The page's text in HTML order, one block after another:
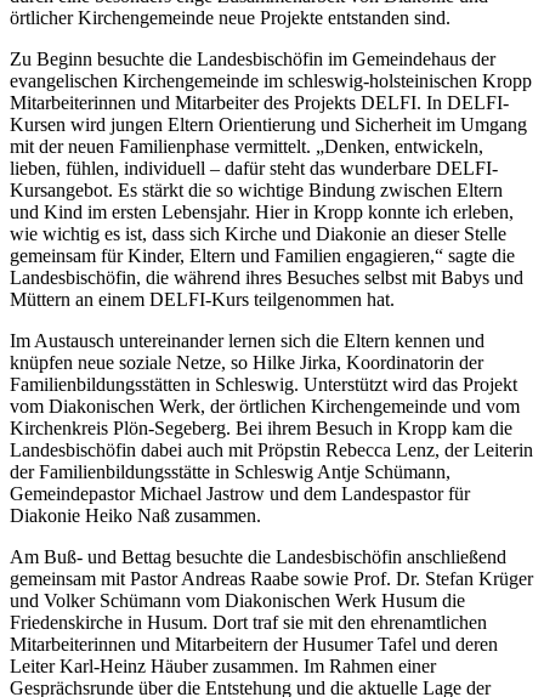
örtlicher Kirchengemeinde neue Projekte entstanden sind.
Zu Beginn besuchte die Landesbischöfin im Gemeindehaus der
evangelischen Kirchengemeinde im schleswig-holsteinischen Kropp
Mitarbeiterinnen und Mitarbeiter des Projekts DELFI. In DELFI-
Kursen wird jungen Eltern Orientierung und Sicherheit im Umgang
mit der neuen Familienphase vermittelt. „Denken, entwickeln,
lieben, fühlen, individuell – dafür steht das wunderbare DELFI-
Kursangebot. Es stärkt die so wichtige Bindung zwischen Eltern
und Kind im ersten Lebensjahr. Hier in Kropp konnte ich erleben,
wie wichtig es ist, dass sich Kirche und Diakonie an dieser Stelle
gemeinsam für Kinder, Eltern und Familien engagieren,“ sagte die
Landesbischöfin, die während ihres Besuches selbst mit Babys und
Müttern an einem DELFI-Kurs teilgenommen hat.
Im Austausch untereinander lernen sich die Eltern kennen und
knüpfen neue soziale Netze, so Hilke Jirka, Koordinatorin der
Familienbildungsstätten in Schleswig. Unterstützt wird das Projekt
vom Diakonischen Werk, der örtlichen Kirchengemeinde und vom
Kirchenkreis Plön-Segeberg. Bei ihrem Besuch in Kropp kam die
Landesbischöfin dabei auch mit Pröpstin Rebecca Lenz, der Leiterin
der Familienbildungsstätte in Schleswig Antje Schümann,
Gemeindepastor Michael Jastrow und dem Landespastor für
Diakonie Heiko Naß zusammen.
Am Buß- und Bettag besuchte die Landesbischöfin anschließend
gemeinsam mit Pastor Andreas Raabe sowie Prof. Dr. Stefan Krüger
und Volker Schümann vom Diakonischen Werk Husum die
Friedenskirche in Husum. Dort traf sie mit den ehrenamtlichen
Mitarbeiterinnen und Mitarbeitern der Husumer Tafel und deren
Leiter Karl-Heinz Häuber zusammen. Im Rahmen einer
Gesprächsrunde über die Entstehung und die aktuelle Lage der